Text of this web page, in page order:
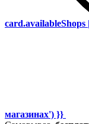
card.availableShops
магазинах') }}